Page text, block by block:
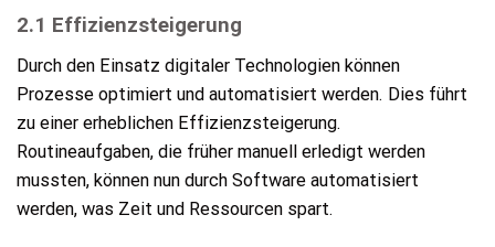
2.1 Effizienzsteigerung
Durch den Einsatz digitaler Technologien können
Prozesse optimiert und automatisiert werden. Dies führt
zu einer erheblichen Effizienzsteigerung.
Routineaufgaben, die früher manuell erledigt werden
mussten, können nun durch Software automatisiert
werden, was Zeit und Ressourcen spart.